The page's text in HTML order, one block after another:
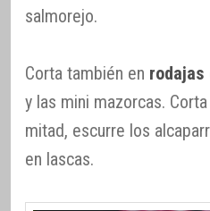
salmorejo.
Corta también en rodajas
y las mini mazorcas.
mitad, escurre los
en lascas.